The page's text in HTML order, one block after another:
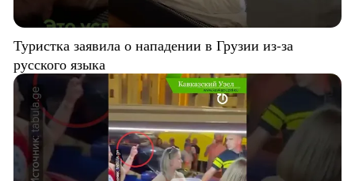
Туристка заявила о нападении в Грузии из-за
русского языка